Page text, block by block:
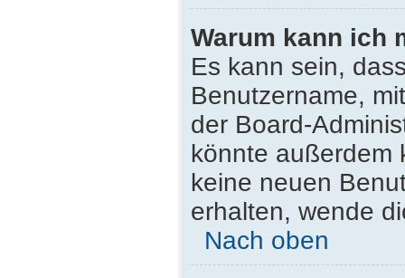
Warum kann ich
Es kann sein,
Benutzername,
der Board-
könnte außerdem
keine neuen
erhalten, wende
Nach oben